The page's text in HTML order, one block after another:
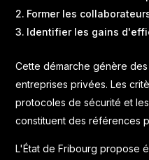
Former les
Identifier les gains
Cette démarche génère
entreprises privées. Les
protocoles de sécurité et
constituent des références
L'État de Fribourg propose